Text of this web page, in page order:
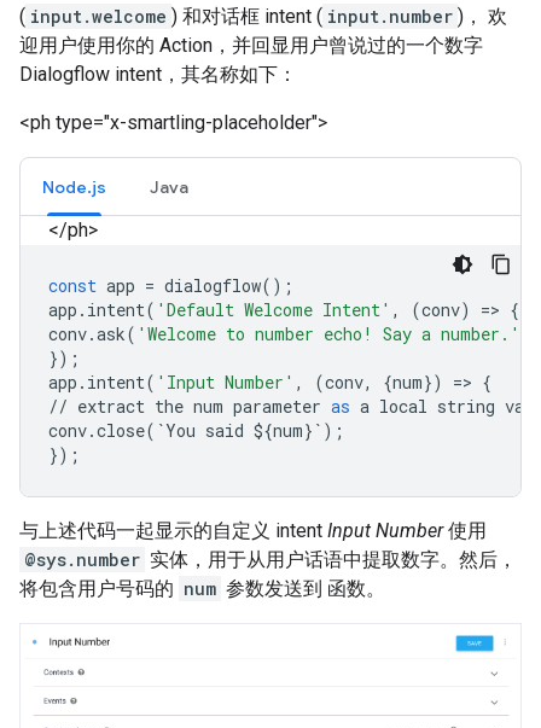
( input.welcome ) 和对话框 intent ( input.number )， 欢
迎用户使用你的 Action，并回显用户曾说过的一个数字
Dialogflow intent，其名称如下：
<ph type="x-smartling-placeholder">
Node.js Java
</ph>
const app = dialogflow();
app . intent( 'Default Welcome Intent' , (conv) => {
conv.ask( 'Welcome to number echo! Say a number.'
});
app . intent( 'Input Number' , (conv, {num}) => {
// extract the num parameter as a local string
conv.close( `You said ${num} ` );
});
与上述代码一起显示的自定义 intent Input Number使用
@sys.number 实体，用于从用户话语中提取数字。然后，
将包含用户号码的 num 参数发送到 函数。